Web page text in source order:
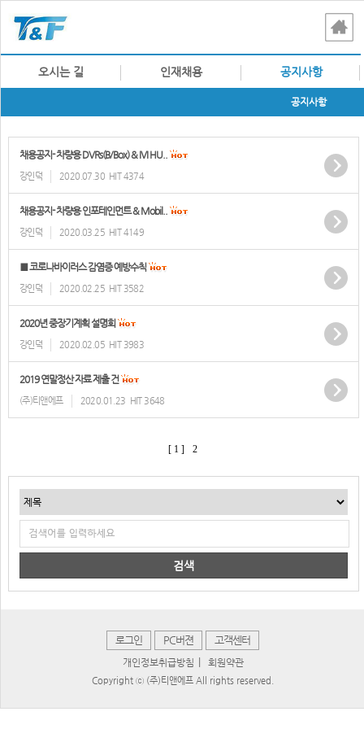
오시는 길 인재채용 공지사항
공지사항
채용공지- 차량용 DVRs(B/Box) & IVI HU..
강인덕 2020.07.30 HIT 4374
채용공지- 차량용 인포테인먼트 & Mobil..
강인덕 2020.03.25 HIT 4149
■ 코로나바이러스 감염증 예방수칙
강인덕 2020.02.25 HIT 3582
2020년 중장기계획 설명회
강인덕 2020.02.05 HIT 3983
2019 연말정산 자료 제출 건
(주)티앤에프 2020.01.23 HIT 3648
[ 1 ] 2
검색
로그인 PC버젼 고객센터
개인정보취급방침 회원약관
Copyright ⓒ (주)티앤에프 All rights reserved.